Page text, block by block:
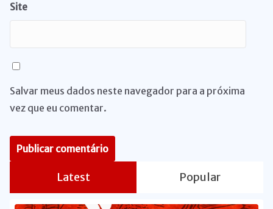
Site
Salvar meus dados neste navegador para a próxima
vez que eu comentar.
Latest Popular